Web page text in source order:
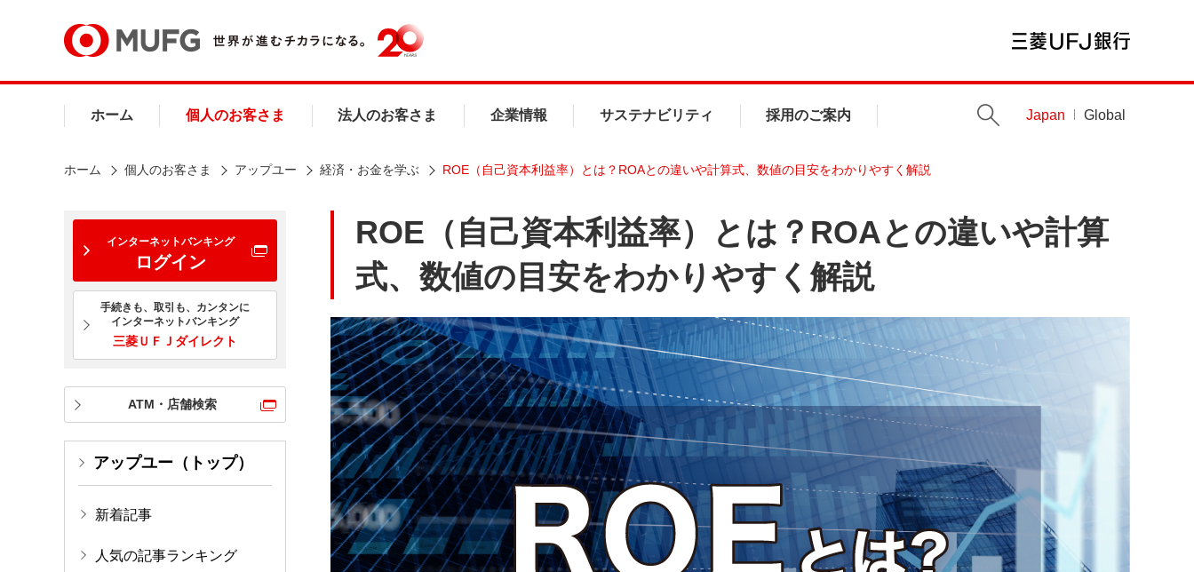
ホーム 個人のお客さま 法人のお客さま 企業情報 サステナビリティ 採用のご案内 Japan Global
ホーム 個人のお客さま アップユー 経済・お金を学ぶ ROE（自己資本利益率）とは？ROAとの違いや計算式、数値の目安をわかりやすく解説
インターネットバンキング
ログイン
手続きも、取引も、カンタンに
インターネットバンキング
三菱ＵＦＪダイレクト
ATM・店舗検索
アップユー（トップ）
新着記事
人気の記事ランキング
ROE（自己資本利益率）とは？ROAとの違いや計算
式、数値の目安をわかりやすく解説